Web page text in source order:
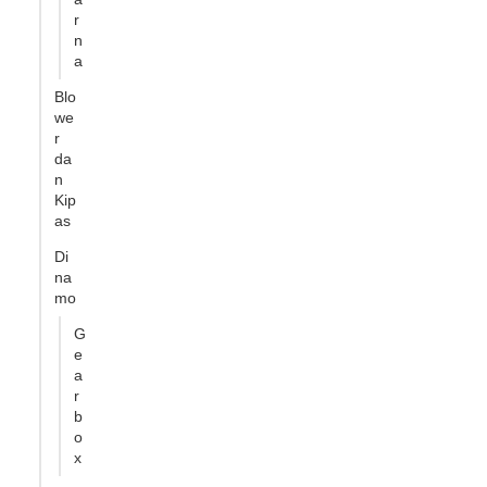
r
n
a
Blo
we
r
da
n
Kip
as
Di
na
mo
G
e
a
r
b
o
x